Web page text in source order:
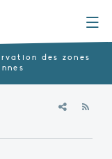
des zones